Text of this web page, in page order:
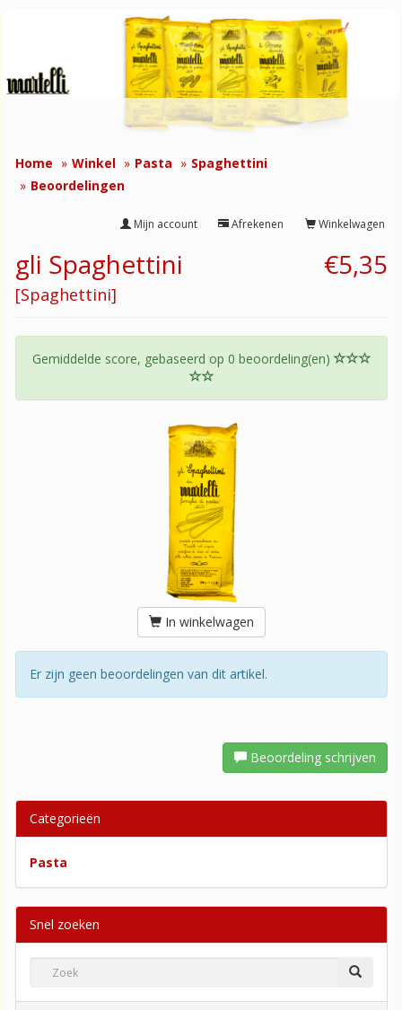
Home Winkel Pasta
Spaghettini
Beoordelingen
Winkelwagen
Afrekenen
Mijn account
€5,35
gli Spaghettini
[Spaghettini]
Gemiddelde score, gebaseerd op 0 beoordeling(en)
In winkelwagen
Er zijn geen beoordelingen van dit artikel.
Beoordeling schrijven
Categorieën
Pasta
Snel zoeken